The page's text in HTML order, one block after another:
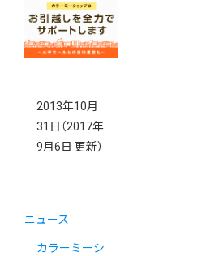
ーが掲載され
ました。
2013年10月
31日 （2017年
9月6日 更新）
ニュース
カラーミーシ